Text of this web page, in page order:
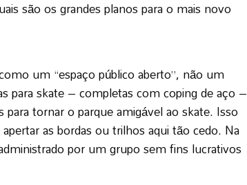
são os grandes planos para o mais novo
um “espaço público aberto”, não um
para skate – completas com coping de aço –
tornar o parque amigável ao skate. Isso
as bordas ou trilhos aqui tão cedo. Na
por um grupo sem fins lucrativos